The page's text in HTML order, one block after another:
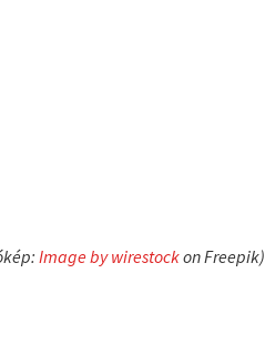
Image by wirestockon Freepik)